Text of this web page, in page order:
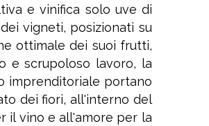
e vinifica solo uve di
vigneti, posizionati su
ottimale dei suoi frutti,
e scrupoloso lavoro, la
imprenditoriale portano
dei fiori, all'interno del
il vino e all'amore per la